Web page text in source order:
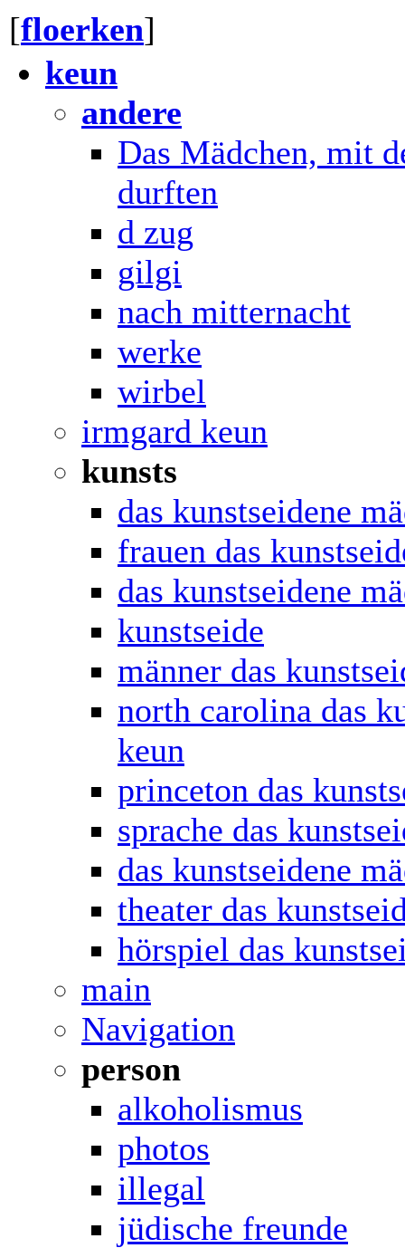
[floerken]
keun
andere
Das Mädchen, mit
durften
d zug
gilgi
nach mitternacht
werke
wirbel
irmgard keun
kunsts
das kunstseidene
frauen das
das kunstseidene
kunstseide
männer das
north carolina das
keun
princeton das
sprache das
das kunstseidene
theater das
hörspiel das
main
Navigation
person
alkoholismus
photos
illegal
jüdische freunde